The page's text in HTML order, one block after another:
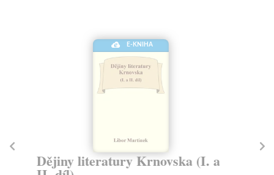
E-KNIHA
Dějiny literatury Krnovska (I. a